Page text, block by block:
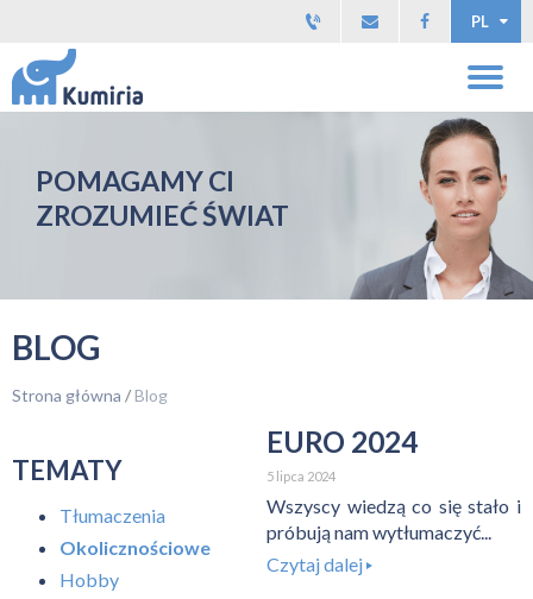
PL
POMAGAMY CI
ZROZUMIEĆ ŚWIAT
BLOG
Strona główna / Blog
TEMATY
Tłumaczenia
Okolicznościowe
Hobby
EURO 2024
5 lipca 2024
Wszyscy wiedzą co się stało i
próbują nam wytłumaczyć...
Czytaj dalej